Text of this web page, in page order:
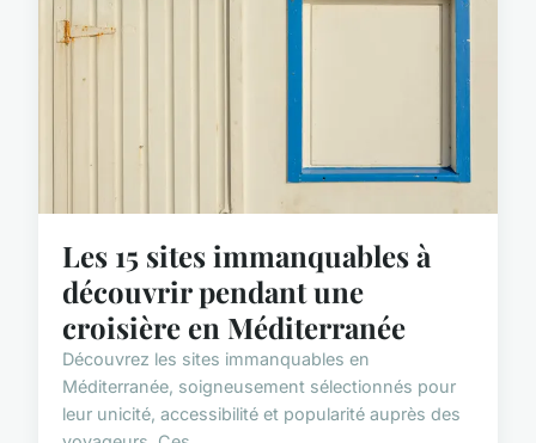
Les 15 sites immanquables à
découvrir pendant une
croisière en Méditerranée
Découvrez les sites immanquables en
Méditerranée, soigneusement sélectionnés pour
leur unicité, accessibilité et popularité auprès des